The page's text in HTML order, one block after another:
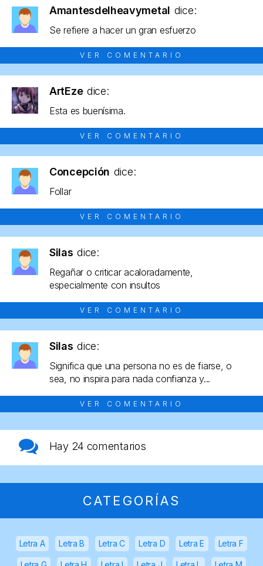
Amantesdelheavymetal dice:
Se refiere a hacer un gran esfuerzo
VER COMENTARIO
ArtEze dice:
Esta es buenísima.
VER COMENTARIO
Concepción dice:
Follar
VER COMENTARIO
Silas dice:
Regañar o criticar acaloradamente,
especialmente con insultos
VER COMENTARIO
Silas dice:
Significa que una persona no es de fiarse, o
sea, no inspira para nada confianza y...
VER COMENTARIO
Hay 24 comentarios
CATEGORÍAS
Letra A Letra B Letra C Letra D Letra E Letra F